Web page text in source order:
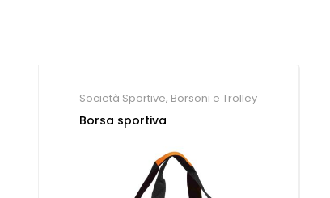
Società Sportive, Borsoni e Trolley
Borsa sportiva